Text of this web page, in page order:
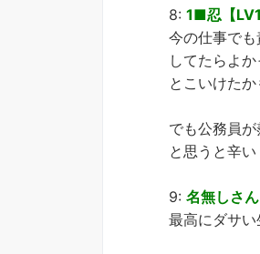
8: 1■忍【
今の仕事で
してたらよ
とこいけたか
でも公務員
と思うと辛い
9: 名無しさ
最高にダサ